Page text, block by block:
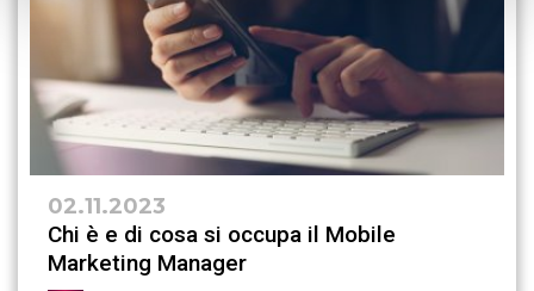
02.11.2023
Chi è e di cosa si occupa il Mobile
Marketing Manager